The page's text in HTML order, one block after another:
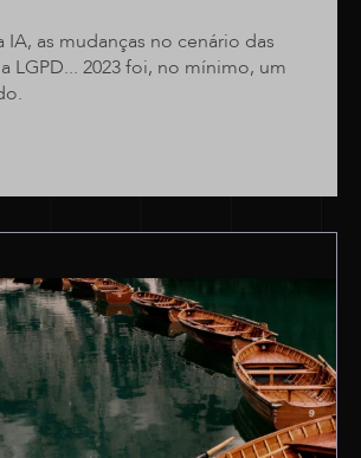
IA, as mudanças no cenário das
LGPD... 2023 foi, no mínimo, um